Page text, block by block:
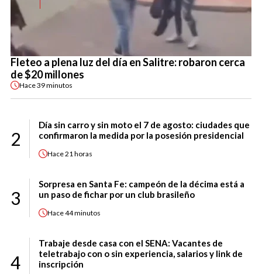
Fleteo a plena luz del día en Salitre: robaron cerca
de $20 millones
Hace39 minutos
2
Día sin carro y sin moto el 7 de agosto: ciudades que
confirmaron la medida por la posesión presidencial
Hace21 horas
3
Sorpresa en Santa Fe: campeón de la décima está a
un paso de fichar por un club brasileño
Hace44 minutos
4
Trabaje desde casa con el SENA: Vacantes de
teletrabajo con o sin experiencia, salarios y link de
inscripción